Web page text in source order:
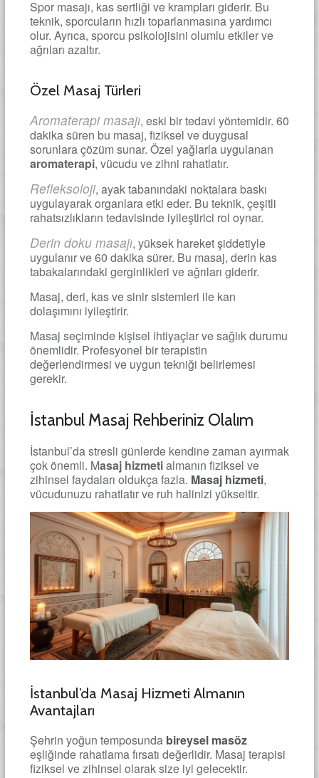
Spor masajı, kas sertliği ve krampları giderir. Bu
teknik, sporcuların hızlı toparlanmasına yardımcı
olur. Ayrıca, sporcu psikolojisini olumlu etkiler ve
ağrıları azaltır.
Özel Masaj Türleri
Aromaterapi masajı, eski bir tedavi yöntemidir. 60
dakika süren bu masaj, fiziksel ve duygusal
sorunlara çözüm sunar. Özel yağlarla uygulanan
aromaterapi, vücudu ve zihni rahatlatır.
Refleksoloji, ayak tabanındaki noktalara baskı
uygulayarak organlara etki eder. Bu teknik, çeşitli
rahatsızlıkların tedavisinde iyileştirici rol oynar.
Derin doku masajı, yüksek hareket şiddetiyle
uygulanır ve 60 dakika sürer. Bu masaj, derin kas
tabakalarındaki gerginlikleri ve ağrıları giderir.
Masaj, deri, kas ve sinir sistemleri ile kan
dolaşımını iyileştirir.
Masaj seçiminde kişisel ihtiyaçlar ve sağlık durumu
önemlidir. Profesyonel bir terapistin
değerlendirmesi ve uygun tekniği belirlemesi
gerekir.
İstanbul Masaj Rehberiniz Olalım
İstanbul’da stresli günlerde kendine zaman ayırmak
çok önemli. Masaj hizmetialmanın fiziksel ve
zihinsel faydaları oldukça fazla. Masaj hizmeti,
vücudunuzu rahatlatır ve ruh halinizi yükseltir.
İstanbul’da Masaj Hizmeti Almanın
Avantajları
Şehrin yoğun temposunda bireysel masöz
eşliğinde rahatlama fırsatı değerlidir. Masaj terapisi
fiziksel ve zihinsel olarak size iyi gelecektir.